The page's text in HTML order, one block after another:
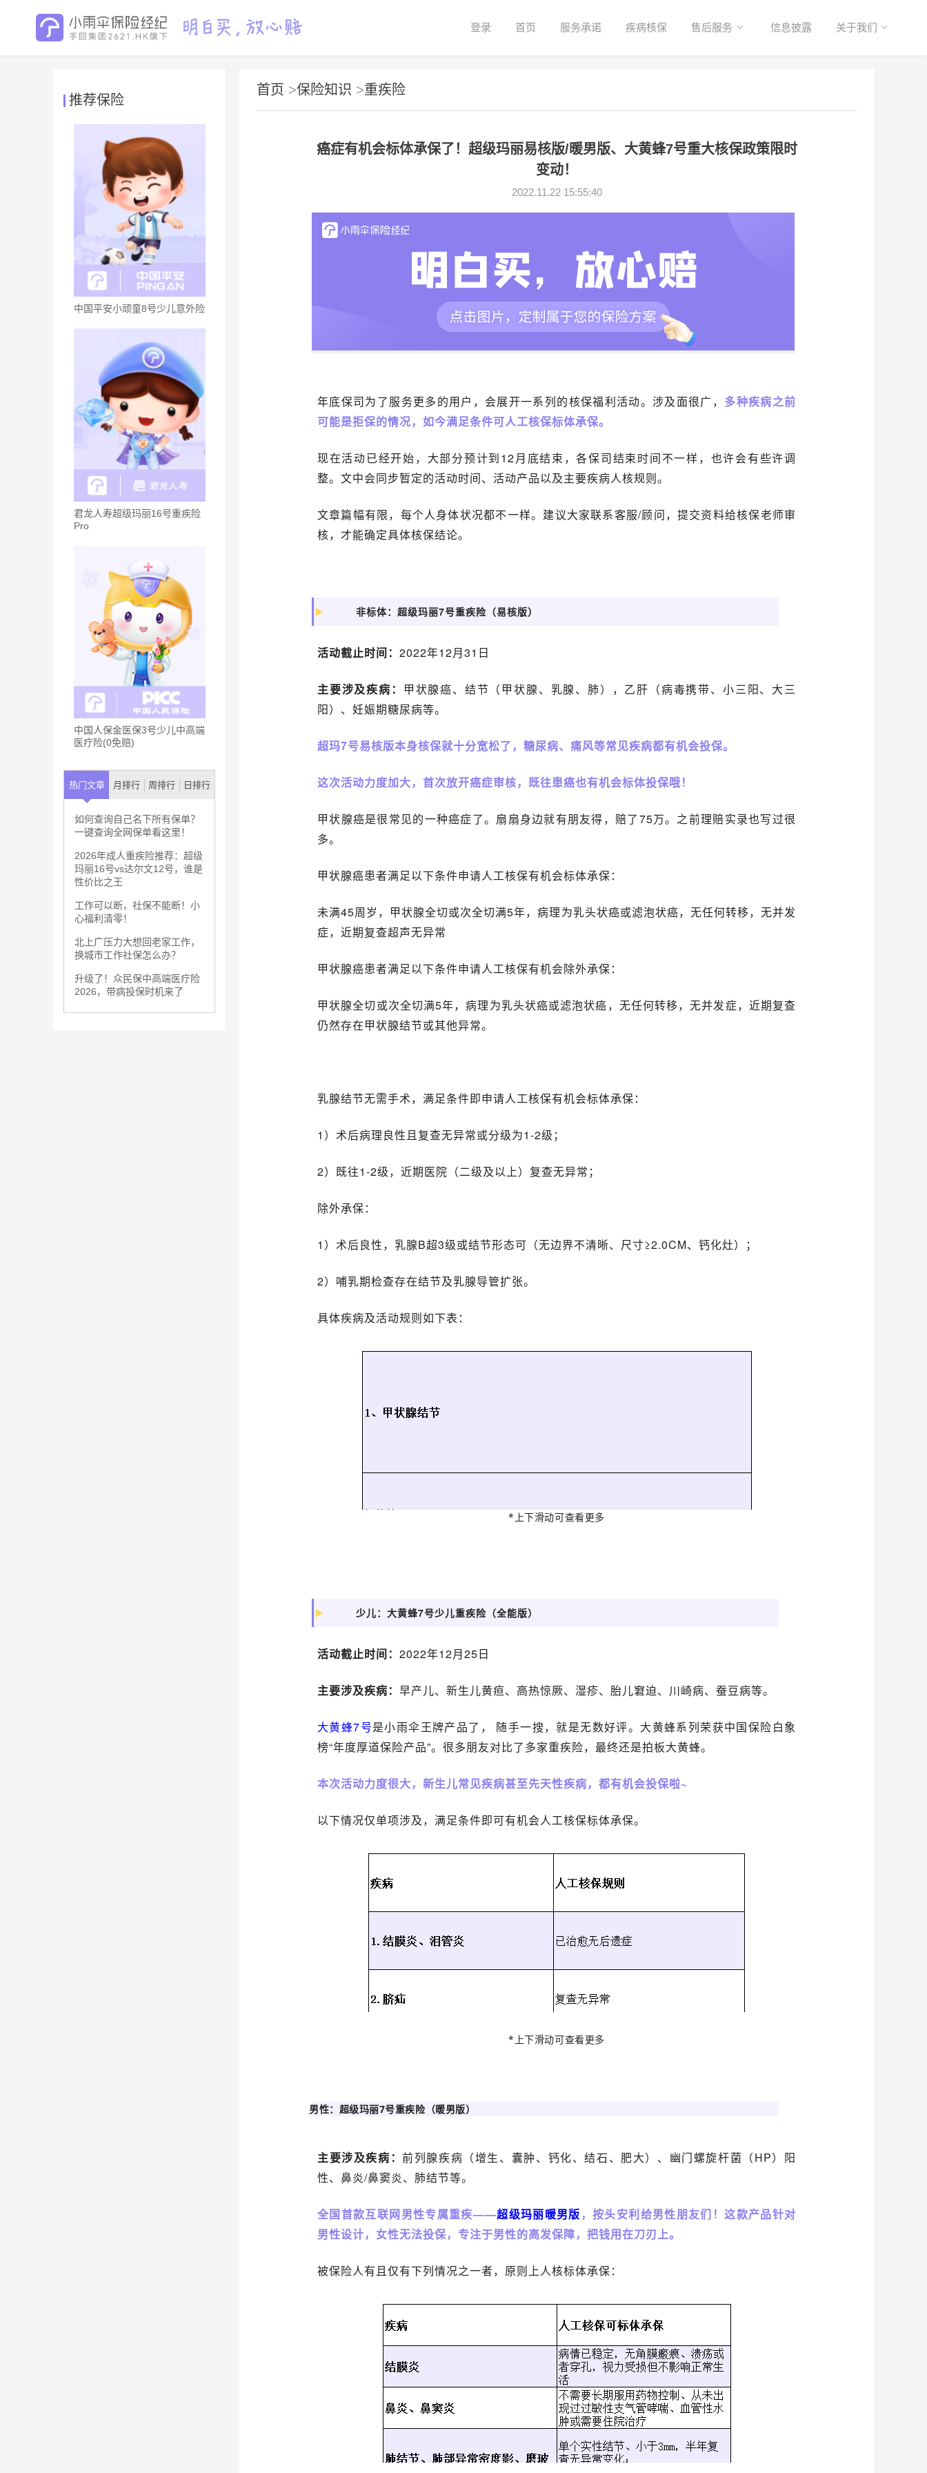
登录 首页 服务承诺 疾病核保 售后服务 信息披露 关于我们
推荐保险
中国平安小顽童8号少儿意外险
君龙人寿超级玛丽16号重疾险
Pro
中国人保金医保3号少儿中高端
医疗险(0免赔)
热门文章 月排行 周排行 日排行
如何查询自己名下所有保单？
一键查询全网保单看这里！
2026年成人重疾险推荐：超级
玛丽16号vs达尔文12号，谁是
性价比之王
工作可以断，社保不能断！小
心福利清零！
北上广压力大想回老家工作，
换城市工作社保怎么办？
升级了！众民保中高端医疗险
2026，带病投保时机来了
首页 >保险知识 >重疾险
癌症有机会标体承保了！超级玛丽易核版/暖男版、大黄蜂7号重大核保政策限时
变动！
2022.11.22 15:55:40
年底保司为了服务更多的用户，会展开一系列的核保福利活动。涉及面很广， 多种疾病之前
可能是拒保的情况，如今满足条件可人工核保标体承保。
现在活动已经开始，大部分预计到12月底结束，各保司结束时间不一样，也许会有些许调
整。文中会同步暂定的活动时间、活动产品以及主要疾病人核规则。
文章篇幅有限，每个人身体状况都不一样。建议大家联系客服/顾问，提交资料给核保老师审
核，才能确定具体核保结论。
非标体： 超级玛丽7号重疾险（易核版）
活动截止时间： 2022年12月31日
主要涉及疾病： 甲状腺癌、结节（甲状腺、乳腺、肺），乙肝（病毒携带、小三阳、大三
阳）、妊娠期糖尿病等。
超玛7号易核版本身核保就十分宽松了，糖尿病、痛风等常见疾病都有机会投保。
这次活动力度加大，首次放开癌症审核，既往患癌也有机会标体投保哦！
甲状腺癌是很常见的一种癌症了。扇扇身边就有朋友得，赔了75万。之前理赔实录也写过很
多。
甲状腺癌患者满足以下条件申请人工核保有机会标体承保：
未满45周岁，甲状腺全切或次全切满5年，病理为乳头状癌或滤泡状癌，无任何转移，无并发
症，近期复查超声无异常
甲状腺癌患者满足以下条件申请人工核保有机会除外承保：
甲状腺全切或次全切满5年，病理为乳头状癌或滤泡状癌，无任何转移，无并发症，近期复查
仍然存在甲状腺结节或其他异常。
乳腺结节无需手术，满足条件即申请人工核保有机会标体承保：
1）术后病理良性且复查无异常或分级为1-2级；
2）既往1-2级，近期医院（二级及以上）复查无异常；
除外承保：
1）术后良性，乳腺B超3级或结节形态可（无边界不清晰、尺寸≥2.0CM、钙化灶）；
2）哺乳期检查存在结节及乳腺导管扩张。
具体疾病及活动规则如下表：
*上下滑动可查看更多
少儿： 大黄蜂7号少儿重疾险（全能版）
活动截止时间： 2022年12月25日
主要涉及疾病： 早产儿、新生儿黄疸、高热惊厥、湿疹、胎儿窘迫、川崎病、蚕豆病等。
大黄蜂7号是小雨伞王牌产品了， 随手一搜，就是无数好评。大黄蜂系列荣获中国保险白象
榜“年度厚道保险产品”。很多朋友对比了多家重疾险，最终还是拍板大黄蜂。
本次活动力度很大，新生儿常见疾病甚至先天性疾病，都有机会投保啦~
以下情况仅单项涉及，满足条件即可有机会人工核保标体承保。
*上下滑动可查看更多
男性：超级玛丽7号重疾险（暖男版）
主要涉及疾病：前列腺疾病（增生、囊肿、钙化、结石、肥大）、幽门螺旋杆菌（HP）阳
性、鼻炎/鼻窦炎、肺结节等。
全国首款互联网男性专属重疾——超级玛丽暖男版 ，按头安利给男性朋友们！这款产品针对
男性设计，女性无法投保，专注于男性的高发保障，把钱用在刀刃上。
被保险人有且仅有下列情况之一者，原则上人核标体承保：